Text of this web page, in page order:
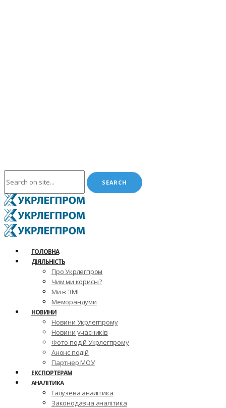
ГОЛОВНА
ДІЯЛЬНІСТЬ
Про Укрлегпром
Чим ми корисні?
Ми в ЗМІ
Меморандуми
НОВИНИ
Новини Укрлегпрому
Новини учасників
Фото подій Укрлегпрому
Анонс подій
Партнер МОУ
ЕКСПОРТЕРАМ
АНАЛІТИКА
Галузева аналітика
Законодавча аналітика